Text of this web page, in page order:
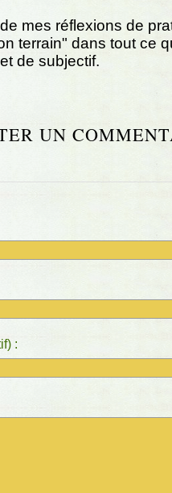
mes réflexions de
terrain" dans tout ce
de subjectif.
UN
: